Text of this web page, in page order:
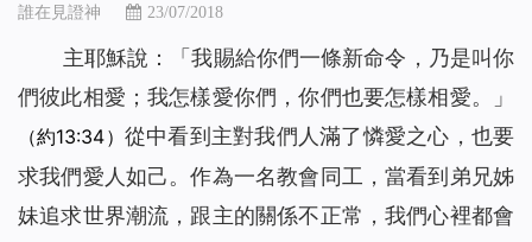
誰在見證神 23/07/2018
主耶穌說：「我賜給你們一條新命令，乃是叫你
們彼此相愛；我怎樣愛你們，你們也要怎樣相愛。
」
（約13:34） 從中看到主對我們人滿了憐愛之心，也要
求我們愛人如己。作為一名教會同工，當看到弟兄姊
妹追求世界潮流，跟主的關係不正常，我們心裡都會